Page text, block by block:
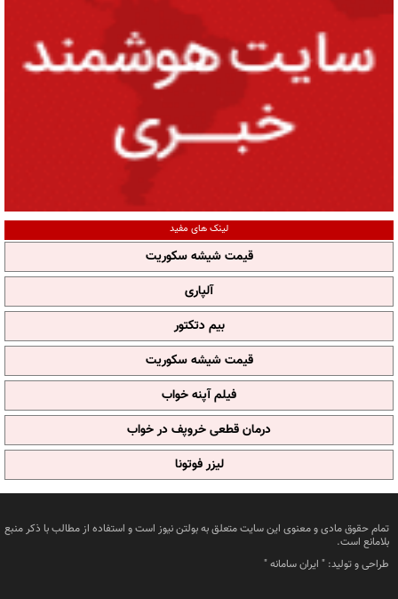
لینک های مفید
قیمت شیشه سکوریت
آلپاری
بیم دتکتور
قیمت شیشه سکوریت
فیلم آپنه خواب
درمان قطعی خروپف در خواب
لیزر فوتونا
تمام حقوق مادی و معنوی این سایت متعلق به بولتن نیوز است و استفاده از مطالب با ذکر منبع
بلامانع است.
طراحی و تولید: " ایران سامانه"